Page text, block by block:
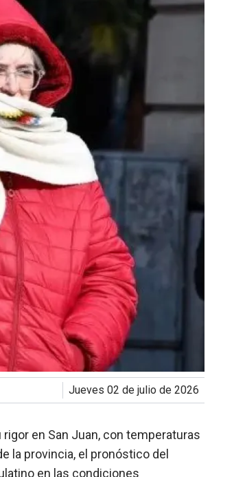
jueves 02 de julio de 2026
en San Juan, con temperaturas
la provincia, el pronóstico del
en las condiciones